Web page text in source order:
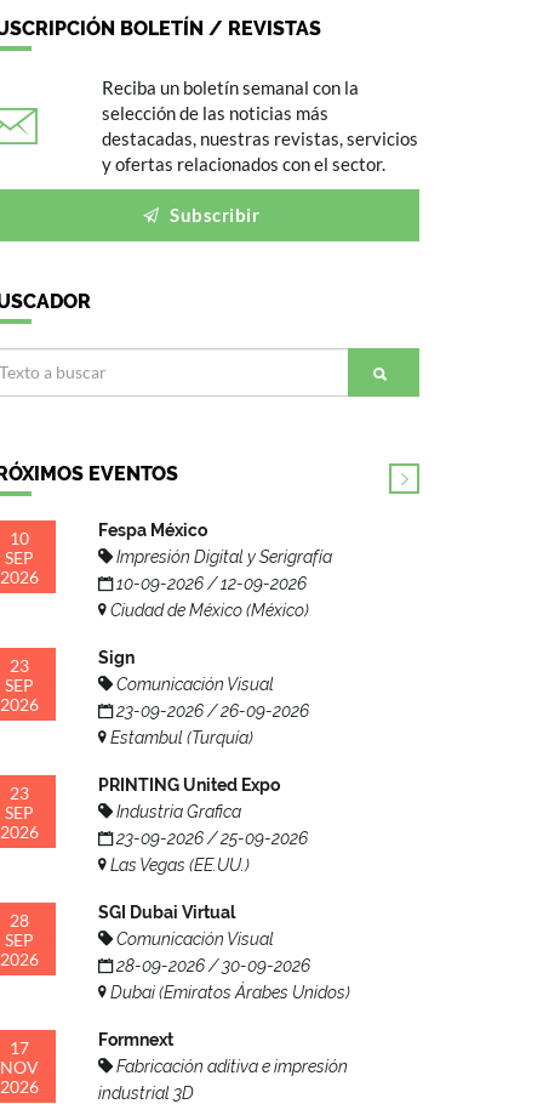
BOLETÍN / REVISTAS
Reciba un boletín semanal con la
selección de las noticias más
destacadas, nuestras revistas, servicios
y ofertas relacionados con el sector.
Subscribir
EVENTOS
10
SEP
2026
Fespa México
Impresión Digital y Serigrafía
10-09-2026 / 12-09-2026
Ciudad de México (México)
23
SEP
2026
Sign
Comunicación Visual
23-09-2026 / 26-09-2026
Estambul (Turquía)
23
SEP
2026
PRINTING United Expo
Industria Grafica
23-09-2026 / 25-09-2026
Las Vegas (EE.UU.)
28
SEP
2026
SGI Dubai Virtual
Comunicación Visual
28-09-2026 / 30-09-2026
Dubai (Emiratos Árabes Unidos)
17
NOV
2026
Formnext
Fabricación aditiva e impresión
industrial 3D